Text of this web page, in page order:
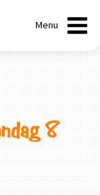
Menu
8